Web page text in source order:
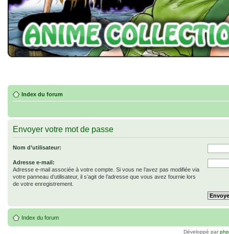
Index du forum
Envoyer votre mot de passe
Nom d’utilisateur:
Adresse e-mail:
Adresse e-mail associée à votre compte. Si vous ne l’avez pas modifiée via
votre panneau d’utilisateur, il s’agit de l’adresse que vous avez fournie lors
de votre enregistrement.
Index du forum
Développé par